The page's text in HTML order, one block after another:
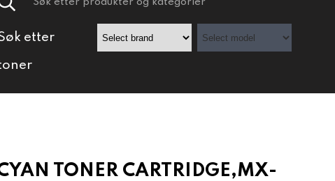
etter
TONER CARTRIDGE,MX-